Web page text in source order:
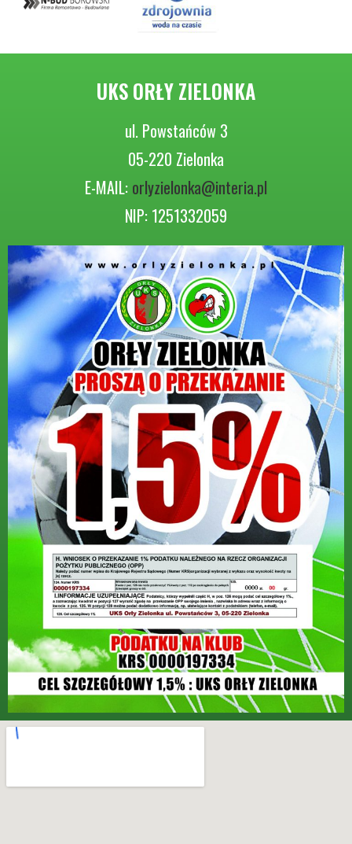
UKS ORŁY ZIELONKA
ul. Powstańców 3
05-220 Zielonka
E-MAIL: orlyzielonka@interia.pl
NIP: 1251332059